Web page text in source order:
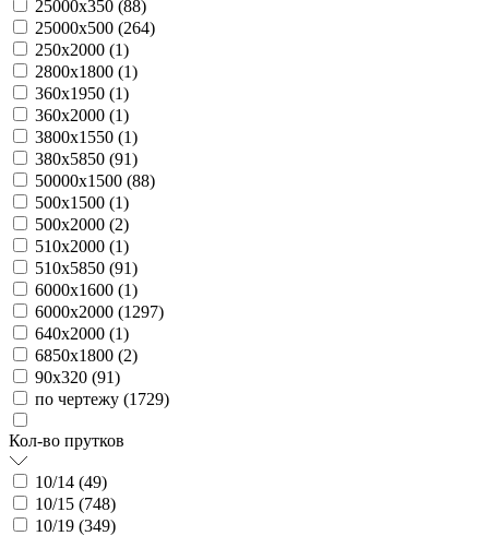
25000х350 (88)
25000х500 (264)
250х2000 (1)
2800х1800 (1)
360х1950 (1)
360х2000 (1)
3800х1550 (1)
380х5850 (91)
50000х1500 (88)
500х1500 (1)
500х2000 (2)
510х2000 (1)
510х5850 (91)
6000х1600 (1)
6000х2000 (1297)
640х2000 (1)
6850х1800 (2)
90х320 (91)
по чертежу (1729)
Кол-во прутков
10/14 (49)
10/15 (748)
10/19 (349)